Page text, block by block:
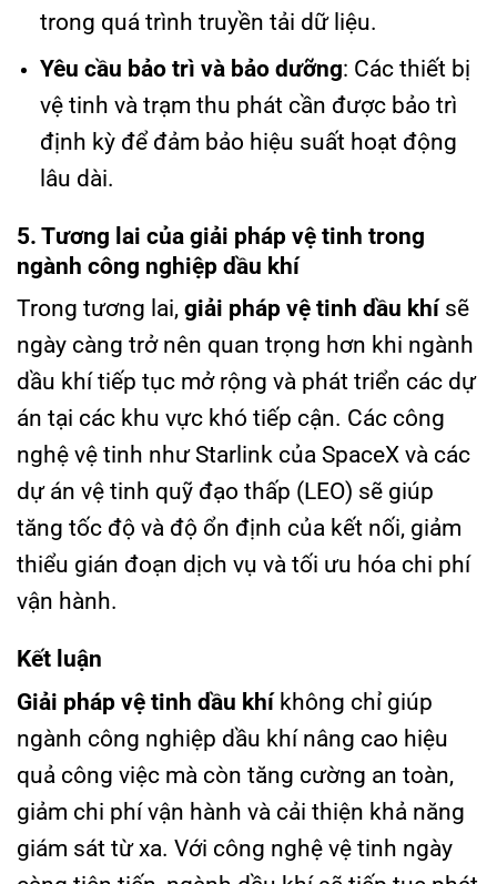
trong quá trình truyền tải dữ liệu.
Yêu cầu bảo trì và bảo dưỡng: Các thiết bị
vệ tinh và trạm thu phát cần được bảo trì
định kỳ để đảm bảo hiệu suất hoạt động
lâu dài.
5. Tương lai của giải pháp vệ tinh trong
ngành công nghiệp dầu khí
Trong tương lai, giải pháp vệ tinh dầu khí sẽ
ngày càng trở nên quan trọng hơn khi ngành
dầu khí tiếp tục mở rộng và phát triển các dự
án tại các khu vực khó tiếp cận. Các công
nghệ vệ tinh như Starlink của SpaceX và các
dự án vệ tinh quỹ đạo thấp (LEO) sẽ giúp
tăng tốc độ và độ ổn định của kết nối, giảm
thiểu gián đoạn dịch vụ và tối ưu hóa chi phí
vận hành.
Kết luận
Giải pháp vệ tinh dầu khíkhông chỉ giúp
ngành công nghiệp dầu khí nâng cao hiệu
quả công việc mà còn tăng cường an toàn,
giảm chi phí vận hành và cải thiện khả năng
giám sát từ xa. Với công nghệ vệ tinh ngày